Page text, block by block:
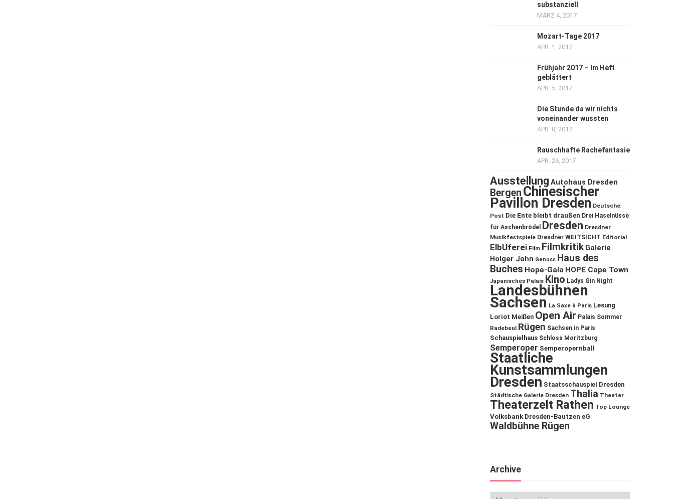
substanziell
MÄRZ 4, 2017
Mozart-Tage 2017
APR. 1, 2017
Frühjahr 2017 – Im Heft
geblättert
APR. 5, 2017
Die Stunde da wir nichts
voneinander wussten
APR. 8, 2017
Rauschhafte Rachefantasie
APR. 26, 2017
Ausstellung Autohaus Dresden
Bergen Chinesischer
Pavillon Dresden Deutsche
Post Die Ente bleibt draußen Drei Haselnüsse
für Aschenbrödel
Dresden Dresdner
Musikfestspiele Dresdner WEITSICHT Editorial
ElbUferei Film Filmkritik Galerie
Holger John Genuss Haus des
Buches Hope-Gala HOPE Cape Town
Japanisches Palais Kino Ladys Gin Night
Landesbühnen
Sachsen La Saxe à Paris Lesung
Loriot Meißen Open Air Palais Sommer
Radebeul Rügen Sachsen in Paris
Schauspielhaus Schloss Moritzburg
Semperoper Semperopernball
Staatliche
Kunstsammlungen
Dresden Staatsschauspiel Dresden
Städtische Galerie Dresden Thalia Theater
Theaterzelt Rathen Top Lounge
Volksbank Dresden-Bautzen eG
Waldbühne Rügen
Archive